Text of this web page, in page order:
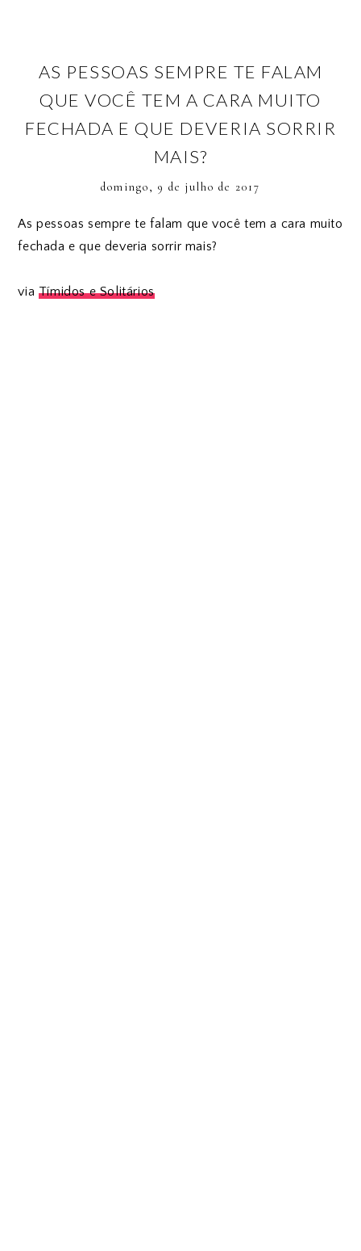
AS PESSOAS SEMPRE TE FALAM
QUE VOCÊ TEM A CARA MUITO
FECHADA E QUE DEVERIA SORRIR
MAIS?
domingo, 9 de julho de 2017
As pessoas sempre te falam que você tem a cara muito
fechada e que deveria sorrir mais?
via Tímidos e Solitários